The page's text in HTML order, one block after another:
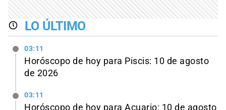
LO ÚLTIMO
03:11
Horóscopo de hoy para Piscis: 10 de agosto
de 2026
03:11
Horóscopo de hoy para Acuario: 10 de agosto